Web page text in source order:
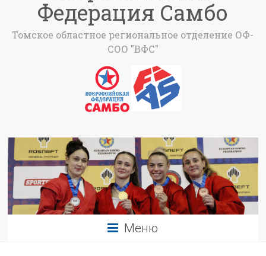
Федерация Самбо
Томское областное региональное отделение ОФ-
СОО "ВФС"
Меню